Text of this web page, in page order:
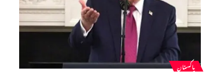
پاکستان